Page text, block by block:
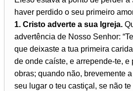
haver perdido o seu primeiro
1. Cristo adverte a sua Igreja.
advertência de Nosso Senhor:
que deixaste a tua primeira
de onde caíste, e arrepende-te, e
obras; quando não, brevemente
seu lugar o teu castiçal, se não te